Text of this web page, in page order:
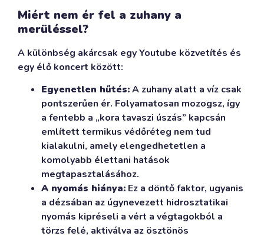
Miért nem ér fel a zuhany a
merüléssel?
A különbség akárcsak egy Youtube közvetítés és
egy élő koncert között:
Egyenetlen hűtés:A zuhany alatt a víz csak
pontszerűen ér. Folyamatosan mozogsz, így
a fentebb a „kora tavaszi úszás” kapcsán
említett termikus védőréteg nem tud
kialakulni, amely elengedhetetlen a
komolyabb élettani hatások
megtapasztalásához.
A nyomás hiánya: Ez a döntő faktor, ugyanis
a dézsában az úgynevezett hidrosztatikai
nyomás kipréseli a vért a végtagokból a
törzs felé, aktiválva az ösztönös